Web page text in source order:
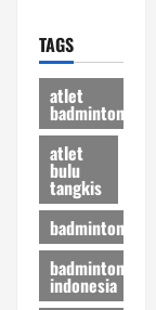
TAGS
atlet
badminton
atlet
bulu
tangkis
badminton
badminton
indonesia